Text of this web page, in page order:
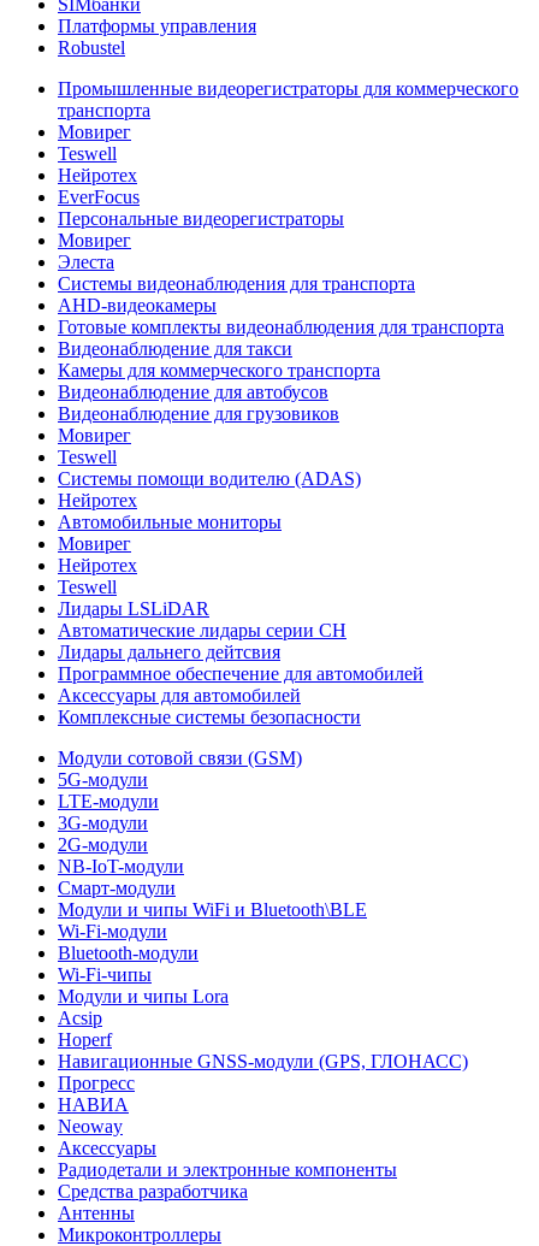
SIMбанки
Платформы управления
Robustel
Промышленные видеорегистраторы для коммерческого
транспорта
Мовирег
Teswell
Нейротех
EverFocus
Персональные видеорегистраторы
Мовирег
Элеста
Системы видеонаблюдения для транспорта
AHD-видеокамеры
Готовые комплекты видеонаблюдения для транспорта
Видеонаблюдение для такси
Камеры для коммерческого транспорта
Видеонаблюдение для автобусов
Видеонаблюдение для грузовиков
Мовирег
Teswell
Системы помощи водителю (ADAS)
Нейротех
Автомобильные мониторы
Мовирег
Нейротех
Teswell
Лидары LSLiDAR
Автоматические лидары серии CH
Лидары дальнего дейтсвия
Программное обеспечение для автомобилей
Аксессуары для автомобилей
Комплексные системы безопасности
Модули сотовой связи (GSM)
5G-модули
LTE-модули
3G-модули
2G-модули
NB-IoT-модули
Смарт-модули
Модули и чипы WiFi и Bluetooth\BLE
Wi-Fi-модули
Bluetooth-модули
Wi-Fi-чипы
Модули и чипы Lora
Acsip
Hoperf
Навигационные GNSS-модули (GPS, ГЛОНАСС)
Прогресс
НАВИА
Neoway
Аксессуары
Радиодетали и электронные компоненты
Средства разработчика
Антенны
Микроконтроллеры